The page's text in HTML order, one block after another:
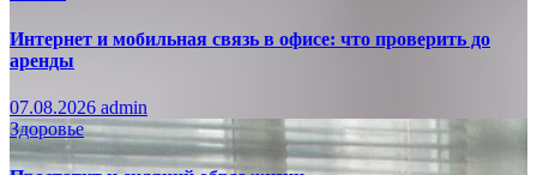
Интернет и мобильная связь в офисе: что проверить до
аренды
07.08.2026 admin
Здоровье